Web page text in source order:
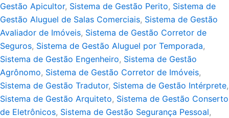
Gestão Apicultor, Sistema de Gestão Perito, Sistema de
Gestão Aluguel de Salas Comerciais, Sistema de Gestão
Avaliador de Imóveis, Sistema de Gestão Corretor de
Seguros, Sistema de Gestão Aluguel por Temporada,
Sistema de Gestão Engenheiro, Sistema de Gestão
Agrônomo, Sistema de Gestão Corretor de Imóveis,
Sistema de Gestão Tradutor, Sistema de Gestão Intérprete,
Sistema de Gestão Arquiteto, Sistema de Gestão Conserto
de Eletrônicos, Sistema de Gestão Segurança Pessoal,